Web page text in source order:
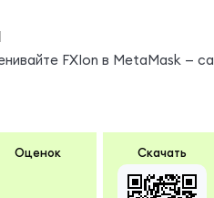
FXIon в MetaMask —
Оценок Скачать